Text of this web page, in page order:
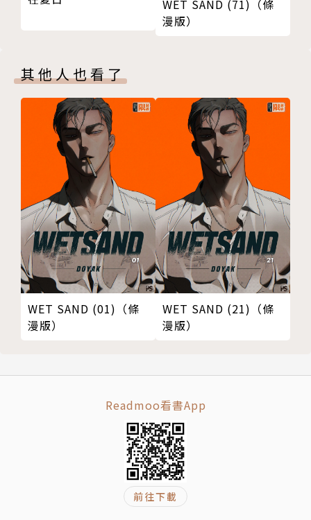
WET SAND (71)（條
漫版）
其他人也看了
WET SAND (01)（條
漫版）
WET SAND (21)（條
漫版）
Readmoo看書App
前往下載